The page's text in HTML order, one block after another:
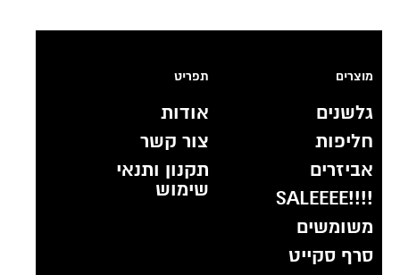
מוצרים
גלשנים
חליפות
אביזרים
!!!!SALEEEE
משומשים
סרף סקייט
תפריט
אודות
צור קשר
תקנון ותנאי
שימוש